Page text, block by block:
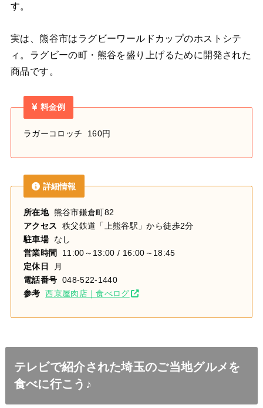
す。
実は、熊谷市はラグビーワールドカップのホストシテ
ィ。 ラグビーの町・熊谷を盛り上げるために開発された
商品です。
料金例
ラガーコロッチ 160円
詳細情報
所在地熊谷市鎌倉町82
アクセス 秩父鉄道「上熊谷駅」から徒歩2分
駐車場なし
営業時間
11:00～13:00 / 16:00～18:45
定休日
月
電話番号 048-522-1440
参考 西京屋肉店｜食べログ
テレビで紹介された埼玉のご当地グルメを
食べに行こう♪